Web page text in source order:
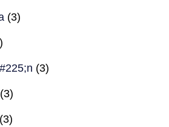
(3)
(3)
(3)
(3)